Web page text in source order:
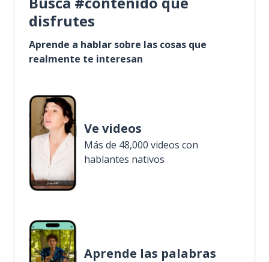
disfrutes
Aprende a hablar sobre las cosas que
realmente te interesan
Ve videos
Más de 48,000 videos con
hablantes nativos
Aprende las palabras